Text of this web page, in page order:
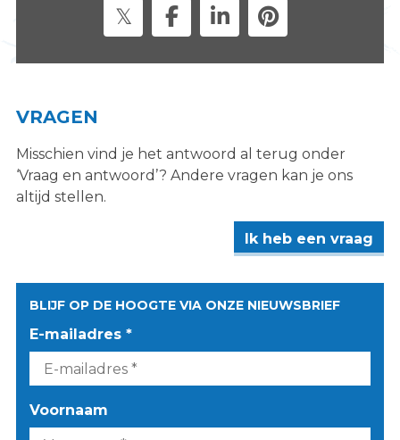
VRAGEN
Misschien vind je het antwoord al terug onder
‘Vraag en antwoord’? Andere vragen kan je ons
altijd stellen.
Ik heb een vraag
BLIJF OP DE HOOGTE VIA ONZE NIEUWSBRIEF
E-mailadres *
Voornaam